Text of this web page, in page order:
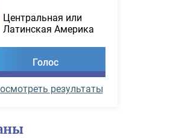
Центральная или
Латинская Америка
результаты